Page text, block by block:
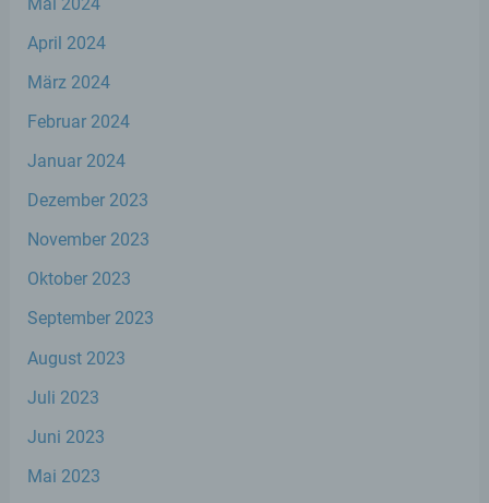
April 2024
März 2024
Februar 2024
Januar 2024
Dezember 2023
November 2023
Oktober 2023
September 2023
August 2023
Juli 2023
Juni 2023
Mai 2023
automatisierter Verfahren ausgeführte
Zusammenhang mit personenbezogenen
Organisation, das Ordnen, die Speicherung,
Auslesen, das Abfragen, die Verwendung,
Verbreitung oder eine andere Form der
Verknüpfung, die Einschränkung, das
Löschen oder die Vernichtung.
personenbezogener Daten mit dem Ziel,